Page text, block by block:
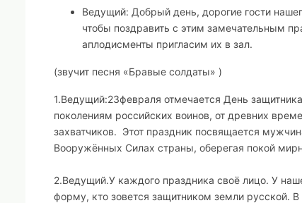
Ведущий: Добрый день, дорогие гости
чтобы поздравить с этим замечательным
аплодисменты пригласим их в зал.
(звучит песня «Бравые солдаты» )
1.Ведущий:23февраля отмечается День
поколениям российских воинов, от древних
захватчиков. Этот праздник посвящается
Вооружённых Силах страны, оберегая покой
2.Ведущий.У каждого праздника своё лицо. У
форму, кто зовется защитником земли русской.